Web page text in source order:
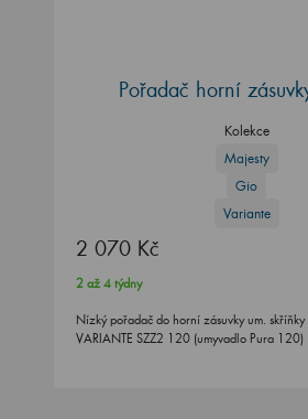
Pořadač horní
Kolekce
Majesty
Gio
Variante
2 070 Kč
2 až 4 týdny
Nízký pořadač do horní zásuvky um. skříňky
VARIANTE SZZ2 120 (umyvadlo Pura 120)